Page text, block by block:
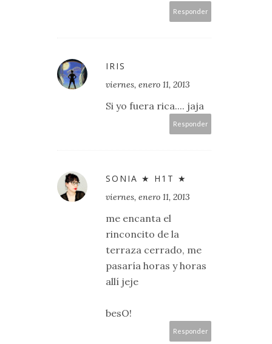
Responder
IRIS
viernes, enero 11, 2013
Si yo fuera rica.... jaja
Responder
SONIA ★ H1T ★
viernes, enero 11, 2013
me encanta el
rinconcito de la
terraza cerrado, me
pasaría horas y horas
allí jeje
besO!
Responder